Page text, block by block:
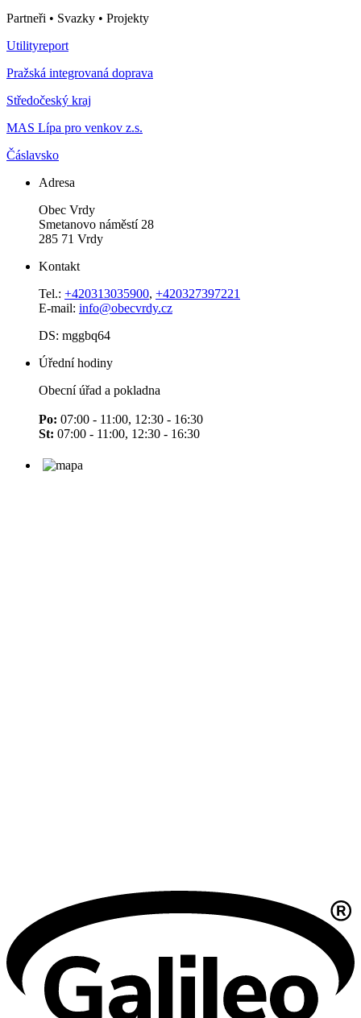
Partneři • Svazky • Projekty
Utilityreport
Pražská integrovaná doprava
Středočeský kraj
MAS Lípa pro venkov z.s.
Čáslavsko
Adresa
Obec Vrdy
Smetanovo náměstí 28
285 71 Vrdy
Kontakt
Tel.: +420313035900, +420327397221
E-mail: info@obecvrdy.cz
DS: mggbq64
Úřední hodiny
Obecní úřad a pokladna
Po: 07:00 - 11:00, 12:30 - 16:30
St: 07:00 - 11:00, 12:30 - 16:30